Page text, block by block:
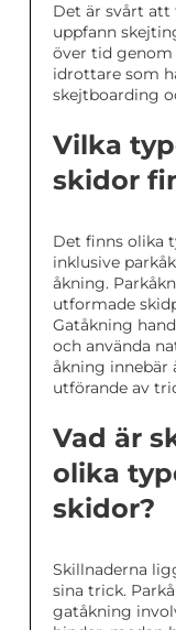
Det är svårt att
uppfann
över tid genom
idrottare som
skejtboarding
Vilka
skidor
Det finns olika
inklusive
åkning.
utformade
Gatåkning
och använda
åkning innebär
utförande av
Vad är
olika
skidor?
Skillnaderna
sina trick.
gatåkning